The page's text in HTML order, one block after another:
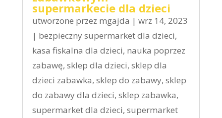
supermarkecie dla dzieci
utworzone przez mgajda | wrz 14, 2023
| bezpieczny supermarket dla dzieci,
kasa fiskalna dla dzieci, nauka poprzez
zabawę, sklep dla dzieci, sklep dla
dzieci zabawka, sklep do zabawy, sklep
do zabawy dla dzieci, sklep zabawka,
supermarket dla dzieci, supermarket